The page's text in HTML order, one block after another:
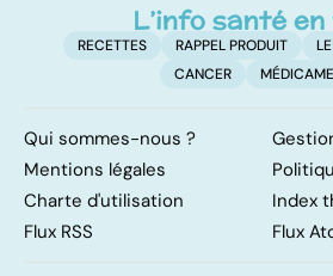
RECETTES RAPPEL PRODUIT
CANCER
Qui sommes-nous ?
Mentions légales
Charte d'utilisation
Index
Flux RSS
Flux